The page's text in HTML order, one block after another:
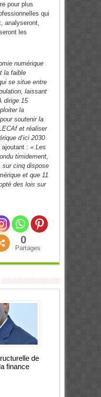
pour plus
qui
analyseront,
les
numérique
la faible
se situe entre
laissant
dirige 15
la
soutenir la
et réaliser
d’ici 2030
: « Les
timidement,
cinq dispose
et que 11
des lois sur
0
Partages
de
finance